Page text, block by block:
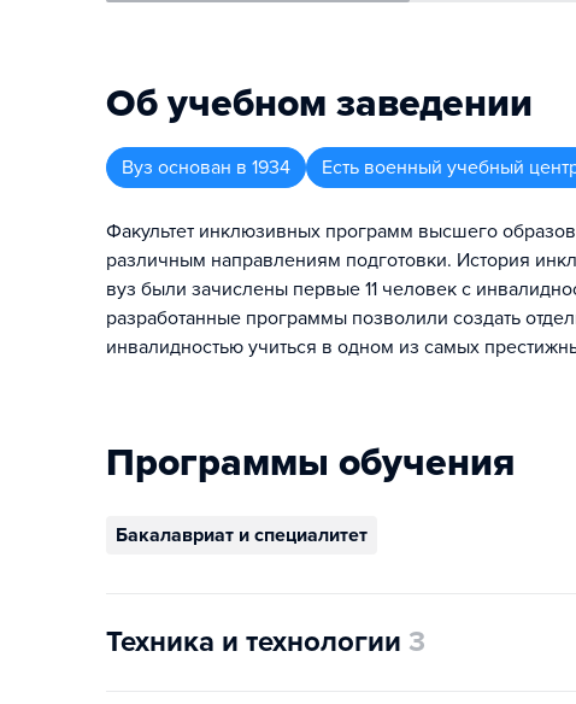
Об учебном заведении
Вуз основан в 1934 Есть военный учебный
Факультет инклюзивных программ высшего
различным направлениям подготовки. История
вуз были зачислены первые 11 человек с
разработанные программы позволили создать
инвалидностью учиться в одном из самых
Программы обучения
Бакалавриат и специалитет
Техника и технологии 3